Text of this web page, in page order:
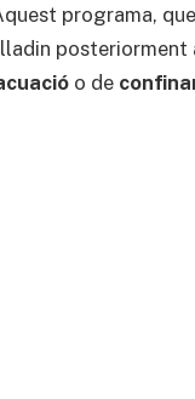
programa, que
o de